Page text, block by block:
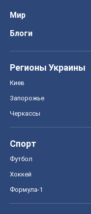
Мир
Блоги
Регионы Украины
Киев
Запорожье
Черкассы
Спорт
Футбол
Хоккей
Формула-1